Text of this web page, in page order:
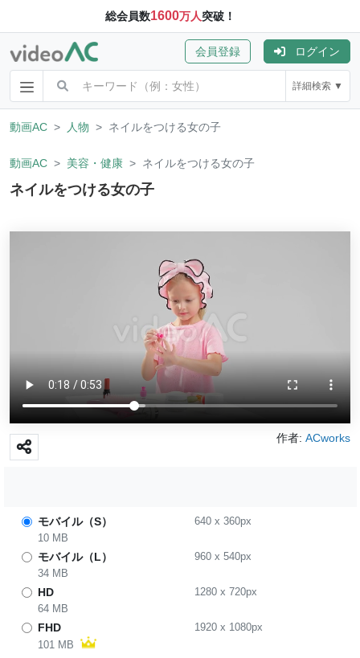
総会員数1600万人突破！
会員登録 ログイン
詳細検索 ▼
動画AC 人物 ネイルをつける女の子
動画AC 美容・健康 ネイルをつける女の子
ネイルをつける女の子
作者: ACworks
モバイル（S） 640x 360px
10 MB
モバイル（L） 960x 540px
34 MB
HD 1280x 720px
64 MB
FHD 1920x 1080px
101 MB